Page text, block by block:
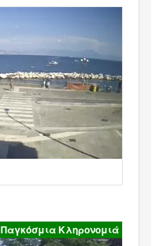
Παγκόσμια Κληρονομιά